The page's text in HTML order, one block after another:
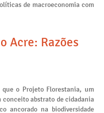
de macroeconomia com
Acre: Razões
o Projeto Florestania, um
abstrato de cidadania
ancorado na biodiversidade